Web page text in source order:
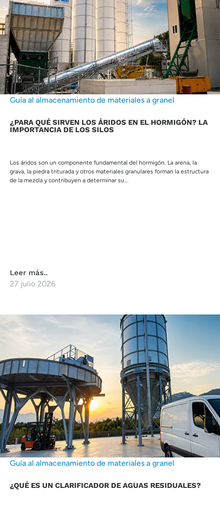
Guía al almacenamiento de materiales a granel
¿PARA QUÉ SIRVEN LOS ÁRIDOS EN EL HORMIGÓN? LA
IMPORTANCIA DE LOS SILOS
Los áridos son un componente fundamental del hormigón. La arena, la
grava, la piedra triturada y otros materiales granulares forman la estructura
de la mezcla y contribuyen a determinar su...
Leer más..
27 julio 2026
Guía al almacenamiento de materiales a granel
¿QUÉ ES UN CLARIFICADOR DE AGUAS RESIDUALES?